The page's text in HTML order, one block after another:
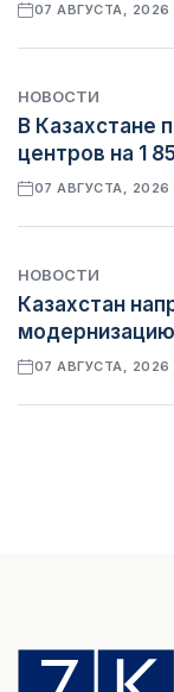
07 АВГУСТА, 2026
НОВОСТИ
В Казахстане
центров на 1
07 АВГУСТА, 2026
НОВОСТИ
Казахстан
07 АВГУСТА, 2026
Денежно-